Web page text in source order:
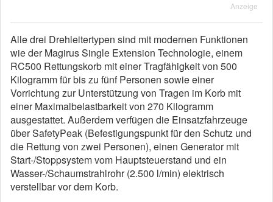
Anzeige
Alle drei Drehleitertypen sind mit modernen Funktionen
wie der Magirus Single Extension Technologie, einem
RC500 Rettungskorb mit einer Tragfähigkeit von 500
Kilogramm für bis zu fünf Personen sowie einer
Vorrichtung zur Unterstützung von Tragen im Korb mit
einer Maximalbelastbarkeit von 270 Kilogramm
ausgestattet. Außerdem verfügen die Einsatzfahrzeuge
über SafetyPeak (Befestigungspunkt für den Schutz und
die Rettung von zwei Personen), einen Generator mit
Start-/Stoppsystem vom Hauptsteuerstand und ein
Wasser-/Schaumstrahlrohr (2.500 l/min) elektrisch
verstellbar vor dem Korb.